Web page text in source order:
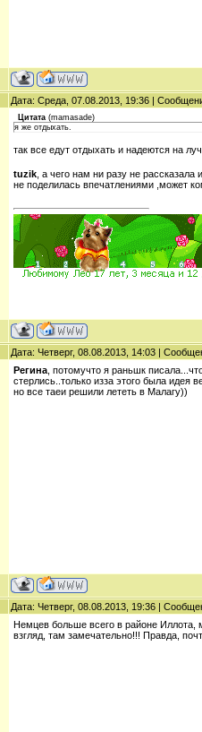
Дата: Среда, 07.08.2013, 19:36 |
Цитата (mamasade)
я же отдыхать.
так все едут отдыхать и надеются на
tuzik , а чего нам ни разу не
не поделилась впечатлениями ,может
Дата: Четверг, 08.08.2013, 14:03 |
Регина , потомучто я раньшк
стерлись..только изза этого была идея
но все таеи решили лететь в Малагу))
Дата: Четверг, 08.08.2013, 19:36 |
Немцев больше всего в районе
взгляд, там замечательно!!! Правда,